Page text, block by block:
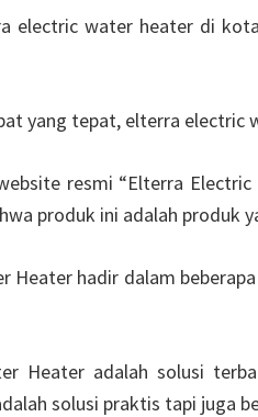
electric water heater di
yang tepat, elterra electric
resmi “Elterra
produk ini adalah produk
Heater hadir dalam
Heater adalah solusi
solusi praktis tapi juga